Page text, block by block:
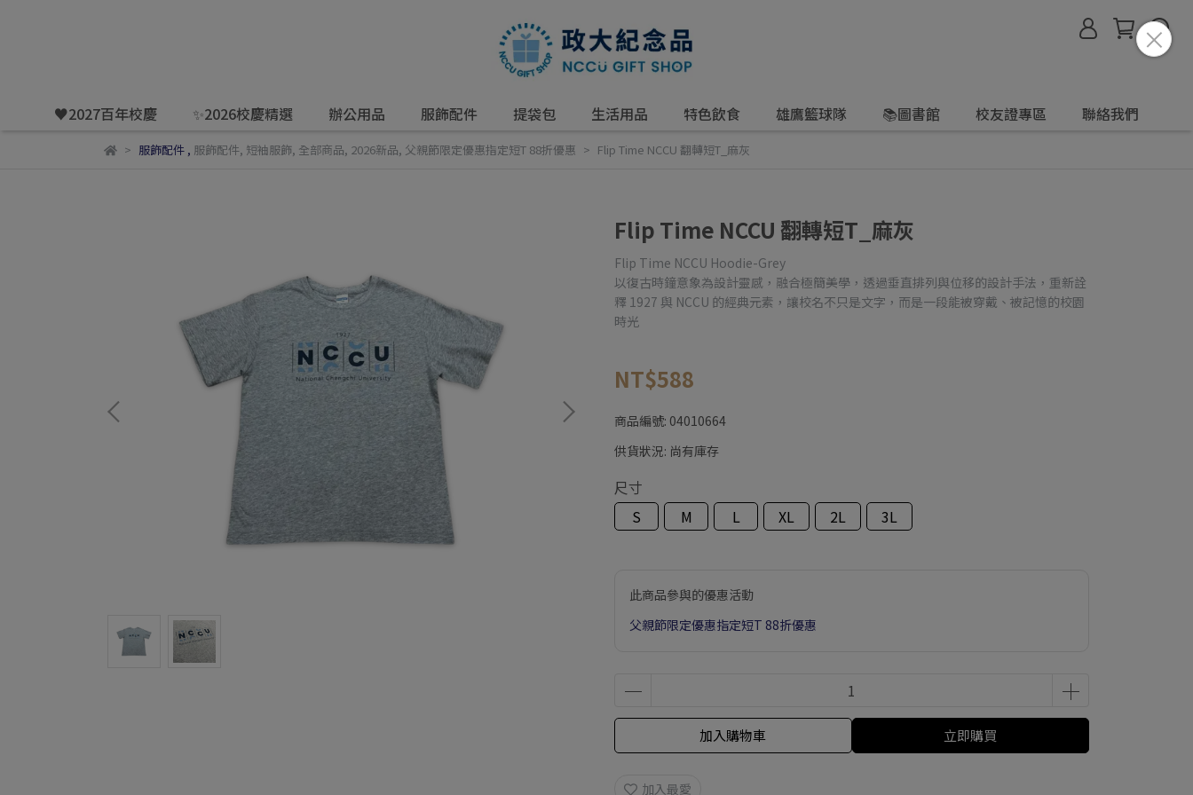
♥️2027百年校慶 ✨2026校慶精選 辦公用品 服飾配件 提袋包 生活用品 特色飲食 雄鷹籃球隊 📚圖書館 校友證專區 聯絡我們
服飾配件, 服飾配件, 短袖服飾, 全部商品, 2026新品, 父親節限定優惠指定短T 88折優惠 Flip Time NCCU 翻轉短T_麻灰
Flip Time NCCU 翻轉短T_麻灰
Flip Time NCCU Hoodie-Grey
以復古時鐘意象為設計靈感，融合極簡美學，透過垂直排列與位移的設計手法，重新詮
釋 1927 與 NCCU 的經典元素，讓校名不只是文字，而是一段能被穿戴、被記憶的校園
時光
NT$588
商品編號: 04010664
供貨狀況: 尚有庫存
尺寸
S
M L XL 2L 3L
此商品參與的優惠活動
父親節限定優惠指定短T 88折優惠
加入購物車 立即購買
加入最愛